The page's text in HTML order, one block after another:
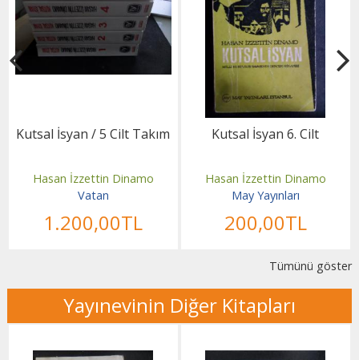
Kutsal İsyan / 5 Cilt Takım
Hasan İzzettin Dinamo
Vatan
1.200,00TL
Kutsal İsyan 6. Cilt
Hasan İzzettin Dinamo
May Yayınları
200,00TL
Tümünü göster
Yayınevinin Diğer Kitapları